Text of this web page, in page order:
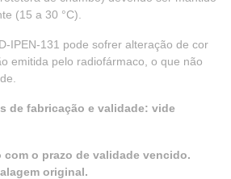
(15 a 30 °C).
IPEN-131 pode sofrer alteração de cor
emitida pelo radiofármaco, o que não
de fabricação e validade: vide
com o prazo de validade vencido.
original.